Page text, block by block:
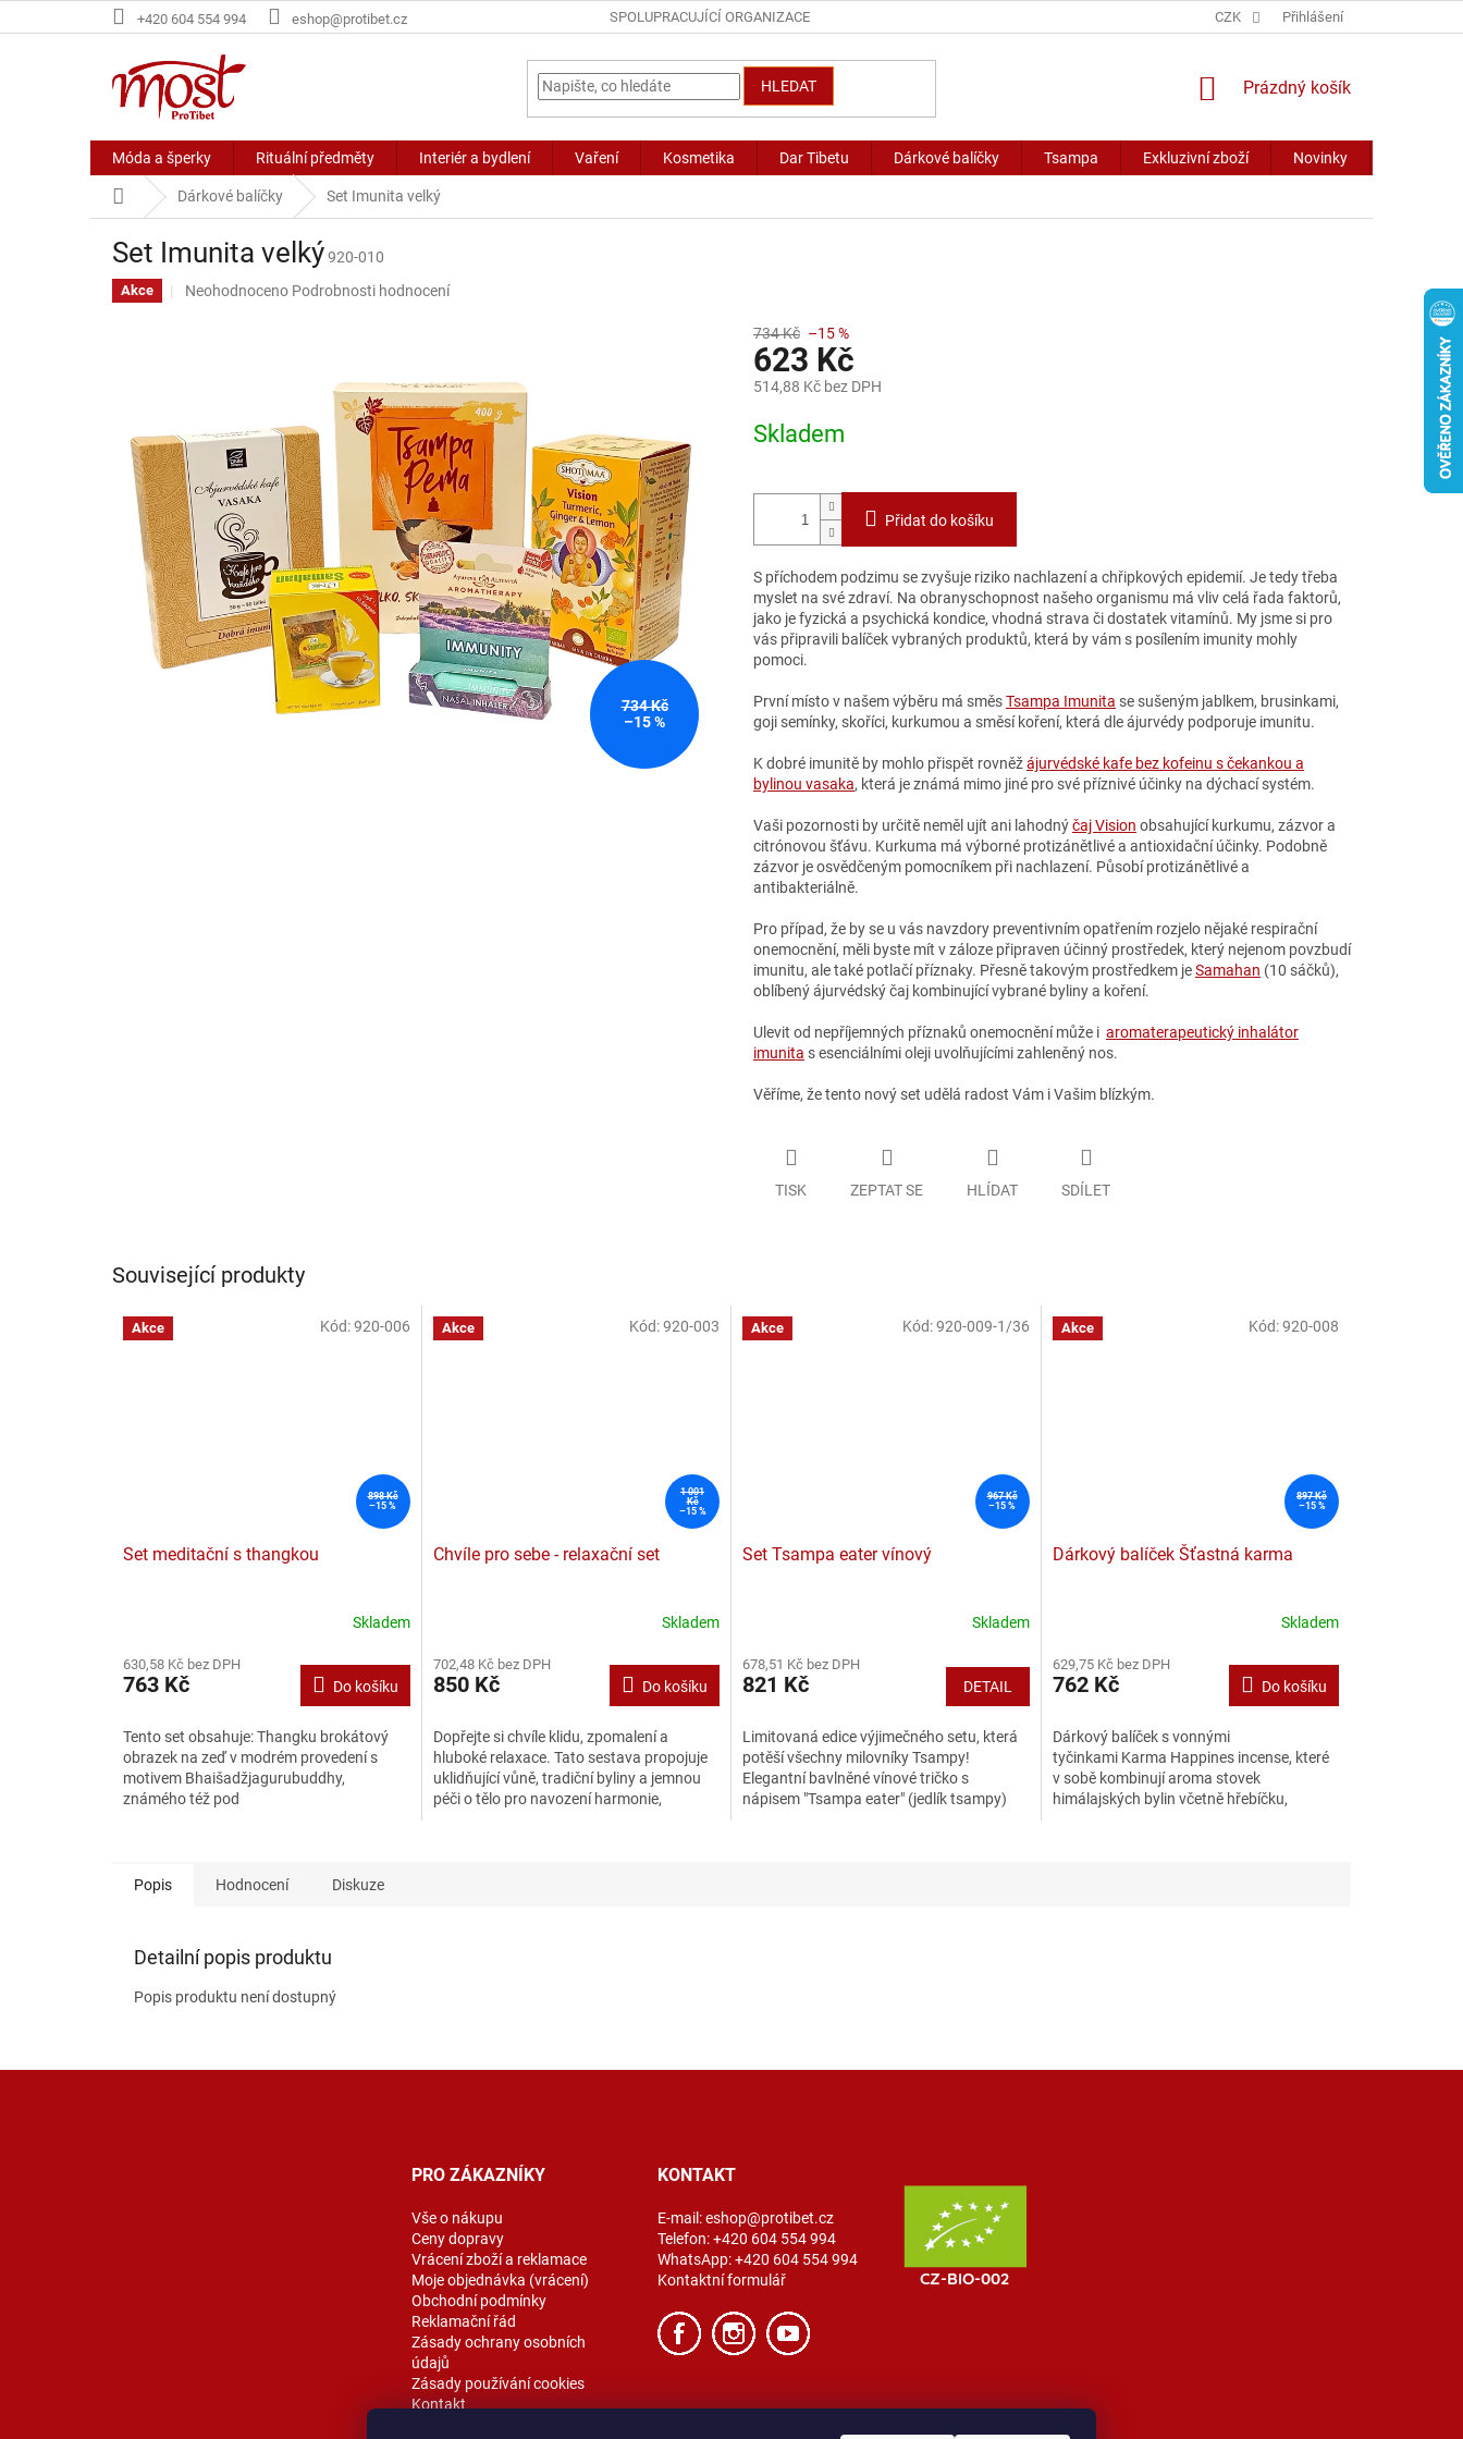
na
+420 604 554 994 eshop@protibet.cz SPOLUPRACUJÍCÍ ORGANIZACE CZK Přihlášení
HLEDAT
NÁKUPNÍ
Prázdný košík
Móda a šperky Rituální předměty Interiér a bydlení Vaření Kosmetika Dar Tibetu Dárkové balíčky Tsampa Exkluzivní zboží Novinky
Domů Dárkové balíčky Set Imunita velký
Set Imunita velký920-010
Akce
Průměrné
hvězdiček.
Neohodnoceno Podrobnosti hodnocení
734 Kč
–15 %
734 Kč –15 %
623 Kč
514,88 Kč bez DPH
cena:
Skladem
Přidat do košíku
S příchodem podzimu se zvyšuje riziko nachlazení a chřipkových epidemií. Je tedy třeba
myslet na své zdraví. Na obranyschopnost našeho organismu má vliv celá řada faktorů,
jako je fyzická a psychická kondice, vhodná strava či dostatek vitamínů. My jsme si pro
vás připravili balíček vybraných produktů, která by vám s posílením imunity mohly
pomoci.
První místo v našem výběru má směsTsampa Imunita se sušeným jablkem, brusinkami,
goji semínky, skoříci, kurkumou a směsí koření, která dle ájurvédy podporuje imunitu.
K dobré imunitě by mohlo přispět rovněžájurvédské kafe bez kofeinu s čekankou a
bylinou vasaka, která je známá mimo jiné pro své příznivé účinky na dýchací systém.
Vaši pozornosti by určitě neměl ujít ani lahodnýčaj Vision obsahující kurkumu, zázvor a
citrónovou šťávu. Kurkuma má výborné protizánětlivé a antioxidační účinky. Podobně
zázvor je osvědčeným pomocníkem při nachlazení. Působí protizánětlivé a
antibakteriálně.
Pro případ, že by se u vás navzdory preventivním opatřením rozjelo nějaké respirační
onemocnění, měli byste mít v záloze připraven účinný prostředek, který nejenom povzbudí
imunitu, ale také potlačí příznaky. Přesně takovým prostředkem jeSamahan (10 sáčků),
oblíbený ájurvédský čaj kombinující vybrané byliny a koření.
Ulevit od nepříjemných příznaků onemocnění může i aromaterapeutický inhalátor
imunita s esenciálními oleji uvolňujícími zahleněný nos.
Věříme, že tento nový set udělá radost Vám i Vašim blízkým.
TISK ZEPTAT SE HLÍDAT SDÍLET
Související produkty
Akce
898 Kč
–15 %
Set meditační s thangkou
Skladem
630,58 Kč bez DPH
763 Kč Do košíku
Tento set obsahuje: Thangku brokátový
obrazek na zeď v modrém provedení s
motivem Bhaišadžjagurubuddhy,
známého též pod
Kód:920-006 Akce
1 001
Kč
–15 %
Chvíle pro sebe - relaxační set
Skladem
702,48 Kč bez DPH
850 Kč Do košíku
Dopřejte si chvíle klidu, zpomalení a
hluboké relaxace. Tato sestava propojuje
uklidňující vůně, tradiční byliny a jemnou
péči o tělo pro navození harmonie,
Kód:920-003 Akce
967 Kč
–15 %
Set Tsampa eater vínový
Skladem
678,51 Kč bez DPH
821 Kč DETAIL
Limitovaná edice výjimečného setu, která
potěší všechny milovníky Tsampy!
Elegantní bavlněné vínové tričko s
nápisem "Tsampa eater" (jedlík tsampy)
Kód:920-009-1/36 Akce
897 Kč
–15 %
Dárkový balíček Šťastná karma
Skladem
629,75 Kč bez DPH
762 Kč Do košíku
Dárkový balíček s vonnými
tyčinkami Karma Happines incense, které
v sobě kombinují aroma stovek
himálajských bylin včetně hřebíčku,
Kód:920-008
Popis Hodnocení Diskuze
Detailní popis produktu
Popis produktu není dostupný
PRO ZÁKAZNÍKY
Vše o nákupu
Ceny dopravy
Vrácení zboží a reklamace
Moje objednávka (vrácení)
Obchodní podmínky
Reklamační řád
Zásady ochrany osobních
údajů
Zásady používání cookies
Kontakt
KONTAKT
E-mail:eshop@protibet.cz
Telefon:+420 604 554 994
WhatsApp:+420 604 554 994
Kontaktní formulář